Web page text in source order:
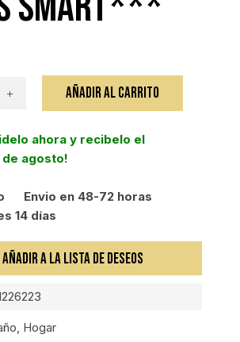
AÑADIR AL CARRITO
ahora y recibelo el
de agosto!
Envio en 48-72 horas
14 días
AÑADIR A LA LISTA DE DESEOS
, Hogar